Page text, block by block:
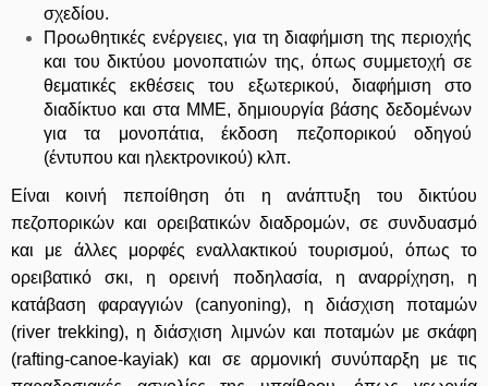
σχεδίου.
Προωθητικές ενέργειες, για τη διαφήμιση της περιοχής
και του δικτύου μονοπατιών της, όπως συμμετοχή σε
θεματικές εκθέσεις του εξωτερικού, διαφήμιση στο
διαδίκτυο και στα ΜΜΕ, δημιουργία βάσης δεδομένων
για τα μονοπάτια, έκδοση πεζοπορικού οδηγού
(έντυπου και ηλεκτρονικού) κλπ.
Είναι κοινή πεποίθηση ότι η ανάπτυξη του δικτύου
πεζοπορικών και ορειβατικών διαδρομών, σε συνδυασμό
και με άλλες μορφές εναλλακτικού τουρισμού, όπως το
ορειβατικό σκι, η ορεινή ποδηλασία, η αναρρίχηση, η
κατάβαση φαραγγιών (canyoning), η διάσχιση ποταμών
(river trekking), η διάσχιση λιμνών και ποταμών με σκάφη
(rafting-canoe-kayiak) και σε αρμονική συνύπαρξη με τις